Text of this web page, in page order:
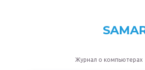
Журнал о компьютерах